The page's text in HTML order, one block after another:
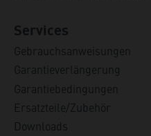
Services
Gebrauchsanweisungen
Garantieverlängerung
Garantiebedingungen
Ersatzteile/Zubehör
Downloads